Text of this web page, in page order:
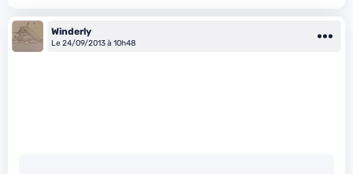
Winderly
Le 24/09/2013 à 10h48